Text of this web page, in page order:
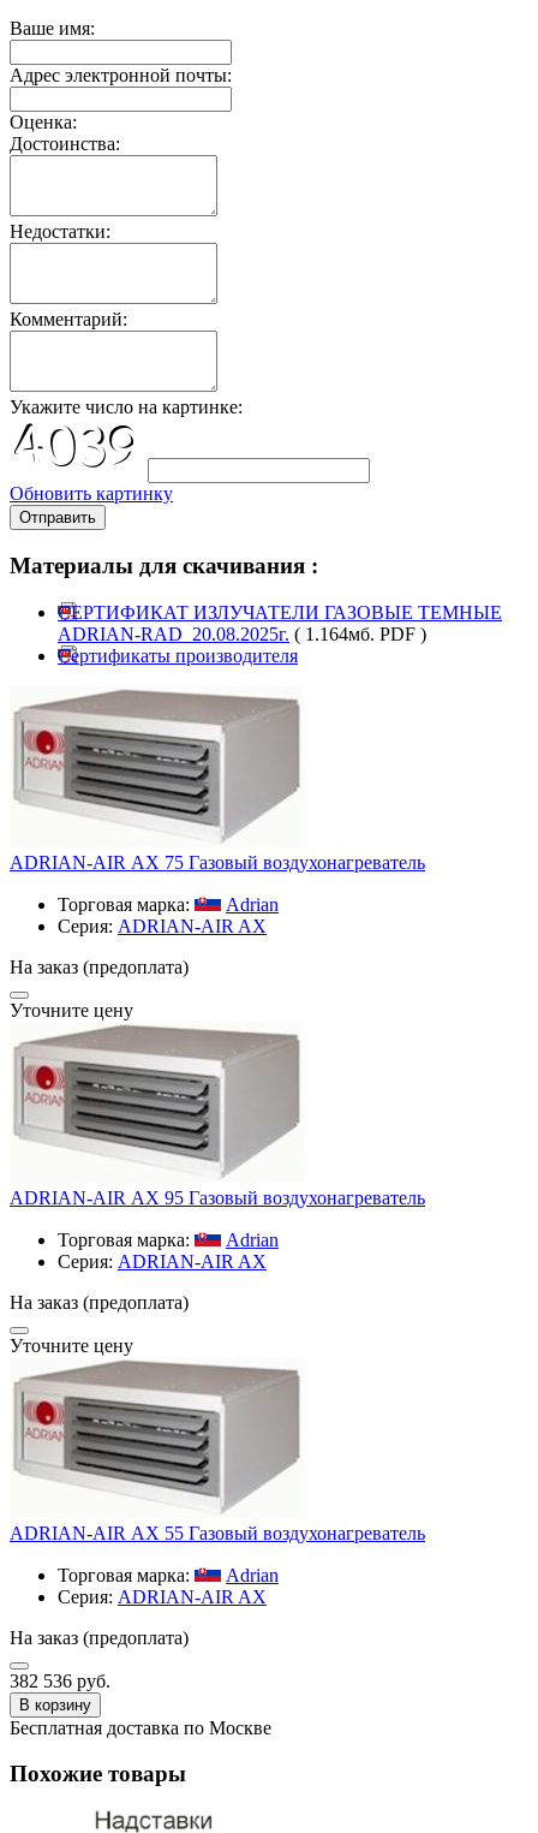
Ваше имя:
Адрес электронной почты:
Оценка:
Достоинства:
Недостатки:
Комментарий:
Укажите число на картинке:
Обновить картинку
Отправить
Материалы для скачивания :
СЕРТИФИКАТ ИЗЛУЧАТЕЛИ ГАЗОВЫЕ ТЕМНЫЕ
ADRIAN-RAD_20.08.2025г. ( 1.164мб. PDF )
Сертификаты производителя
ADRIAN-AIR АХ 75 Газовый воздухонагреватель
Торговая марка:
Adrian
Серия: ADRIAN-AIR AX
На заказ (предоплата)
Уточните цену
ADRIAN-AIR АХ 95 Газовый воздухонагреватель
Торговая марка:
Adrian
Серия: ADRIAN-AIR AX
На заказ (предоплата)
Уточните цену
ADRIAN-AIR АХ 55 Газовый воздухонагреватель
Торговая марка:
Adrian
Серия: ADRIAN-AIR AX
На заказ (предоплата)
382 536 руб.
В корзину
Бесплатная доставка по Москве
Похожие товары